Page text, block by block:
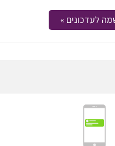
לעדכונים »